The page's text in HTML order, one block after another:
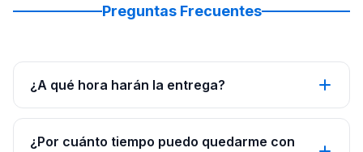
Preguntas Frecuentes
¿A qué hora harán la entrega?
¿Por cuánto tiempo puedo quedarme con